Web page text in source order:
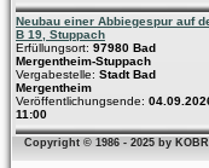
Neubau einer Abbiegespur auf
B 19, Stuppach
Erfüllungsort: 97980 Bad
Mergentheim-Stuppach
Vergabestelle: Stadt Bad
Mergentheim
Veröffentlichungsende:
11:00
Copyright © 1986 - 2025 by